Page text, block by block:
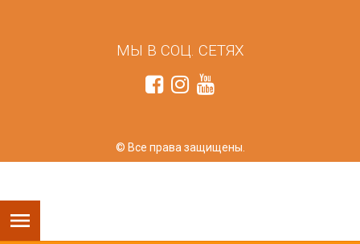
МЫ В СОЦ. СЕТЯХ
© Все права защищены.